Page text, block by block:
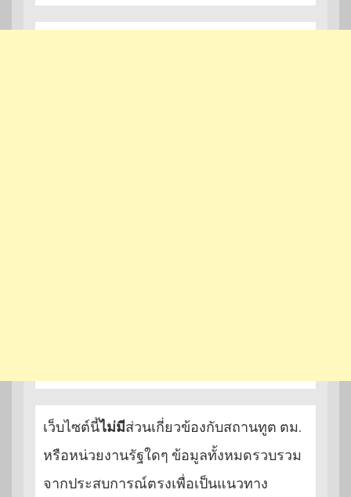
เว็บไซต์นี้ไม่มีส่วนเกี่ยวข้องกับสถานทูต ตม.
หรือหน่วยงานรัฐใดๆ ข้อมูลทั้งหมดรวบรวม
จากประสบการณ์ตรงเพื่อเป็นแนวทาง